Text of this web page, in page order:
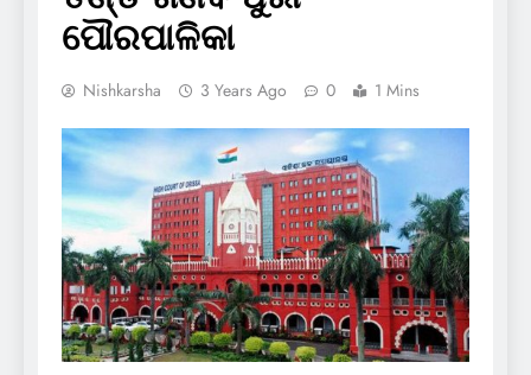
ପୌରପାଳିକା
Nishkarsha 3 Years Ago 0 1 Mins